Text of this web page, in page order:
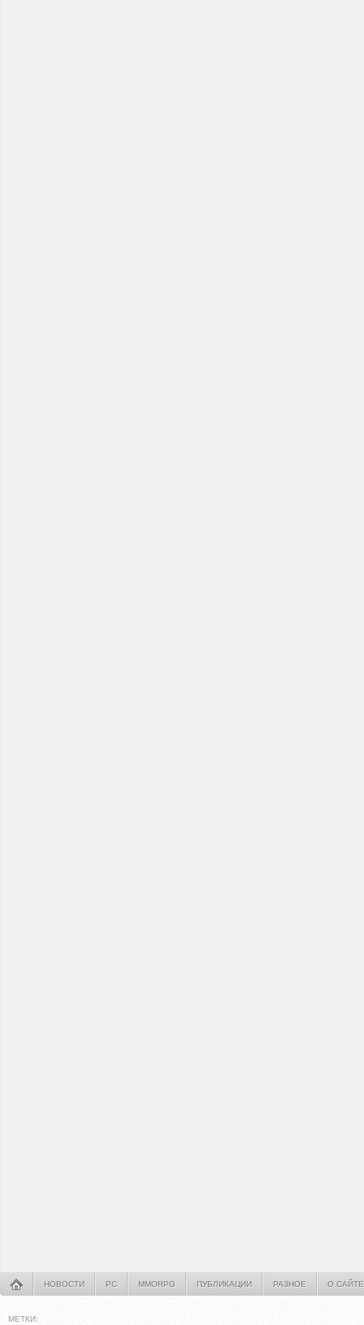
НОВОСТИ PC MMORPG ПУБЛИКАЦИИ РАЗНОЕ О САЙТЕ
МЕТКИ: